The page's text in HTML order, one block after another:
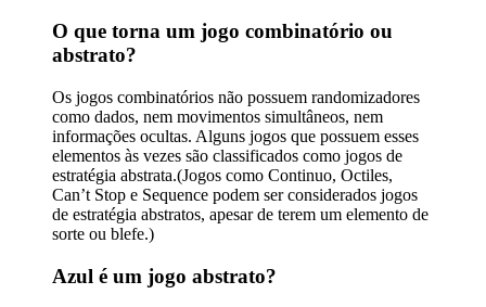
O que torna um jogo combinatório ou
abstrato?
Os jogos combinatórios não possuem randomizadores
como dados, nem movimentos simultâneos, nem
informações ocultas. Alguns jogos que possuem esses
elementos às vezes são classificados como jogos de
estratégia abstrata.(Jogos como Continuo, Octiles,
Can’t Stop e Sequence podem ser considerados jogos
de estratégia abstratos, apesar de terem um elemento de
sorte ou blefe.)
Azul é um jogo abstrato?